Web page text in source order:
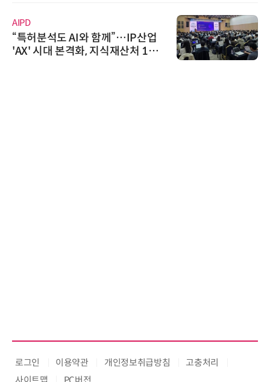
AIPD
“특허분석도 AI와 함께”…IP산업
'AX' 시대 본격화, 지식재산처 1호
로그인 이용약관 개인정보취급방침
고충처리
사이트맵
PC버전